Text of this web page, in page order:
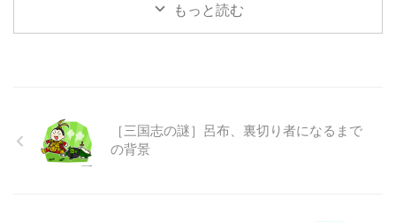
もっと読む
［三国志の謎］呂布、裏切り者になるまで
の背景